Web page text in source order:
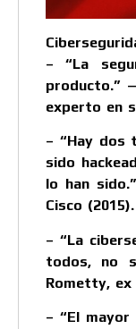
– “La
producto.”
experto en
– “Hay dos
sido
lo han
Cisco (2015).
– “La
todos, no
Rometty, ex
– “El